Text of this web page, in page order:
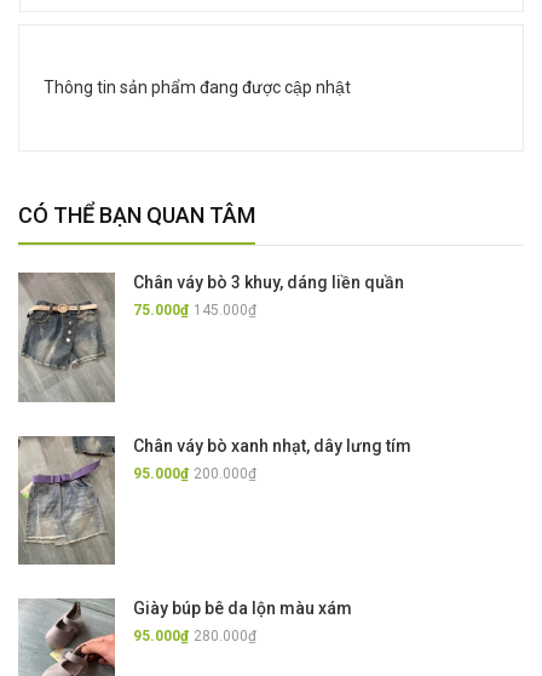
Thông tin sản phẩm đang được cập nhật
CÓ THỂ BẠN QUAN TÂM
Chân váy bò 3 khuy, dáng liền quần
75.000₫ 145.000₫
Chân váy bò xanh nhạt, dây lưng tím
95.000₫ 200.000₫
Giày búp bê da lộn màu xám
95.000₫ 280.000₫